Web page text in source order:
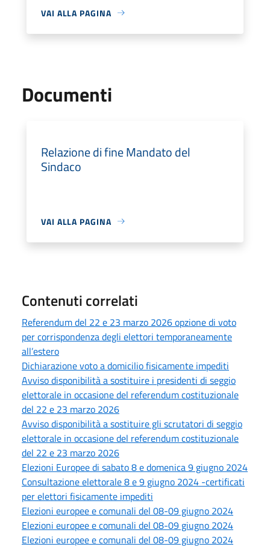
VAI ALLA PAGINA
Documenti
Relazione di fine Mandato del
Sindaco
VAI ALLA PAGINA
Contenuti correlati
Referendum del 22 e 23 marzo 2026 opzione di voto
per corrispondenza degli elettori temporaneamente
all’estero
Dichiarazione voto a domicilio fisicamente impediti
Avviso disponibilità a sostituire i presidenti di seggio
elettorale in occasione del referendum costituzionale
del 22 e 23 marzo 2026
Avviso disponibilità a sostituire gli scrutatori di seggio
elettorale in occasione del referendum costituzionale
del 22 e 23 marzo 2026
Elezioni Europee di sabato 8 e domenica 9 giugno 2024
Consultazione elettorale 8 e 9 giugno 2024 -certificati
per elettori fisicamente impediti
Elezioni europee e comunali del 08-09 giugno 2024
Elezioni europee e comunali del 08-09 giugno 2024
Elezioni europee e comunali del 08-09 giugno 2024